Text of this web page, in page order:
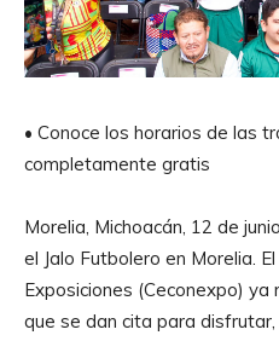
• Conoce los horarios de las
completamente gratis
Morelia, Michoacán, 12 de
el Jalo Futbolero en Morelia.
Exposiciones (Ceconexpo)
que se dan cita para